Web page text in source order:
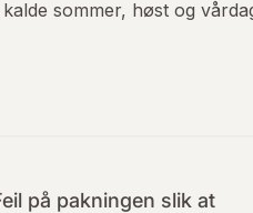
sommer, høst og
på pakningen slik at